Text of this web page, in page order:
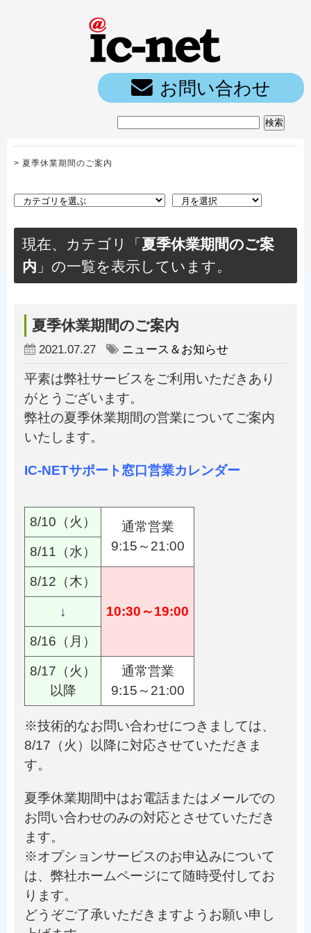
お問い合わせ
> 夏季休業期間のご案内
現在、カテゴリ「 夏季休業期間のご案
内 」の一覧を表示しています。
夏季休業期間のご案内
2021.07.27 ニュース＆お知らせ
平素は弊社サービスをご利用いただきあり
がとうございます。
弊社の夏季休業期間の営業についてご案内
いたします。
IC-NETサポート窓口営業カレンダー
8/10（火）
通常営業
9:15～21:00
8/11（水）
8/12（木）
10:30～19:00
↓
8/16（月）
8/17（火）
以降
通常営業
9:15～21:00
※技術的なお問い合わせにつきましては、
8/17（火）以降に対応させていただきま
す。
夏季休業期間中はお電話またはメールでの
お問い合わせのみの対応とさせていただき
ます。
※オプションサービスのお申込みについて
は、弊社ホームページにて随時受付してお
ります。
どうぞご了承いただきますようお願い申し